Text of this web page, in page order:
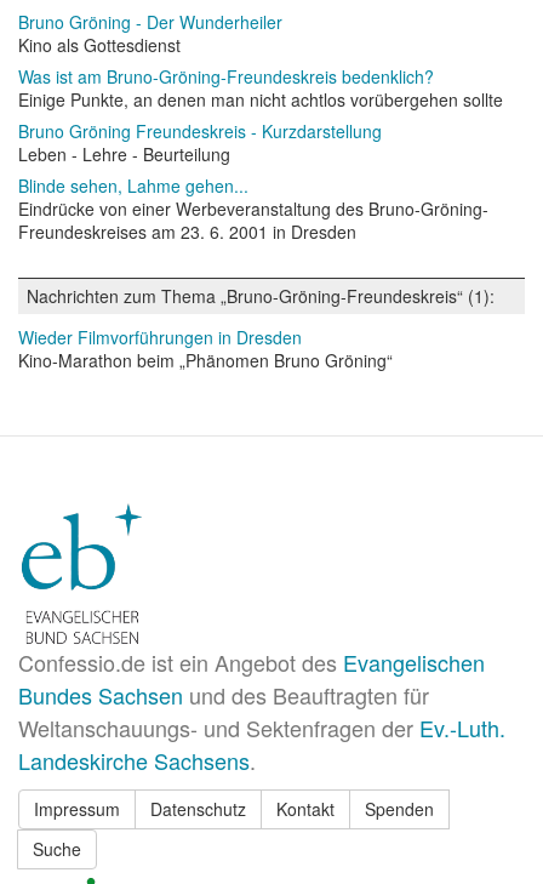
Bruno Gröning - Der Wunderheiler
Kino als Gottesdienst
Was ist am Bruno-Gröning-Freundeskreis bedenklich?
Einige Punkte, an denen man nicht achtlos vorübergehen sollte
Bruno Gröning Freundeskreis - Kurzdarstellung
Leben - Lehre - Beurteilung
Blinde sehen, Lahme gehen...
Eindrücke von einer Werbeveranstaltung des Bruno-Gröning-
Freundeskreises am 23. 6. 2001 in Dresden
Nachrichten zum Thema „Bruno-Gröning-Freundeskreis“ (1):
Wieder Filmvorführungen in Dresden
Kino-Marathon beim „Phänomen Bruno Gröning“
Confessio.de ist ein Angebot des Evangelischen
Bundes Sachsen und des Beauftragten für
Weltanschauungs- und Sektenfragen der Ev.-Luth.
Landeskirche Sachsens.
Impressum Datenschutz Kontakt
Spenden
Suche